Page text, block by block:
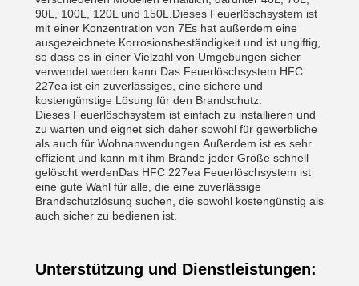
90L, 100L, 120L und 150L.Dieses Feuerlöschsystem ist
mit einer Konzentration von 7Es hat außerdem eine
ausgezeichnete Korrosionsbeständigkeit und ist ungiftig,
so dass es in einer Vielzahl von Umgebungen sicher
verwendet werden kann.Das Feuerlöschsystem HFC
227ea ist ein zuverlässiges, eine sichere und
kostengünstige Lösung für den Brandschutz.
Dieses Feuerlöschsystem ist einfach zu installieren und
zu warten und eignet sich daher sowohl für gewerbliche
als auch für Wohnanwendungen.Außerdem ist es sehr
effizient und kann mit ihm Brände jeder Größe schnell
gelöscht werdenDas HFC 227ea Feuerlöschsystem ist
eine gute Wahl für alle, die eine zuverlässige
Brandschutzlösung suchen, die sowohl kostengünstig als
auch sicher zu bedienen ist.
Unterstützung und Dienstleistungen: